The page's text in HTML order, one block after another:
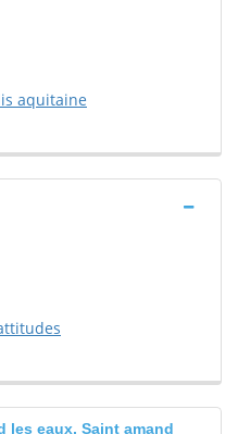
aquitaine
les eaux, Saint amand